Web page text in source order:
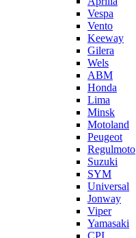
Vespa
Vento
Keeway
Gilera
Wels
ABM
Honda
Lima
Minsk
Motoland
Peugeot
Regulmoto
Suzuki
SYM
Universal
Jonway
Viper
Yamasaki
CPI